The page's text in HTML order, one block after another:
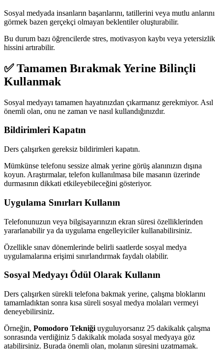
Sosyal medyada insanların başarılarını, tatillerini veya mutlu anlarını
görmek bazen gerçekçi olmayan beklentiler oluşturabilir.
Bu durum bazı öğrencilerde stres, motivasyon kaybı veya yetersizlik
hissini artırabilir.
✅ Tamamen Bırakmak Yerine Bilinçli
Kullanmak
Sosyal medyayı tamamen hayatınızdan çıkarmanız gerekmiyor. Asıl
önemli olan, onu ne zaman ve nasıl kullandığınızdır.
Bildirimleri Kapatın
Ders çalışırken gereksiz bildirimleri kapatın.
Mümkünse telefonu sessize almak yerine görüş alanınızın dışına
koyun. Araştırmalar, telefon kullanılmasa bile masanın üzerinde
durmasının dikkati etkileyebileceğini gösteriyor.
Uygulama Sınırları Kullanın
Telefonunuzun veya bilgisayarınızın ekran süresi özelliklerinden
yararlanabilir ya da uygulama engelleyiciler kullanabilirsiniz.
Özellikle sınav dönemlerinde belirli saatlerde sosyal medya
uygulamalarına erişimi sınırlandırmak faydalı olabilir.
Sosyal Medyayı Ödül Olarak Kullanın
Ders çalışırken sürekli telefona bakmak yerine, çalışma bloklarını
tamamladıktan sonra kısa süreli sosyal medya molaları vermeyi
deneyebilirsiniz.
Örneğin, Pomodoro Tekniği uyguluyorsanız 25 dakikalık çalışma
sonrasında verdiğiniz 5 dakikalık molada sosyal medyaya göz
atabilirsiniz. Burada önemli olan, molanın süresini uzatmamak.